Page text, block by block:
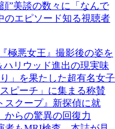
”美談の数々に「なんで
のエピソード知る視聴者
悪女王』撮影後の姿を
ハリウッド進出の現実味
」を果たした超有名女子
ピーチ」に集まる称賛
スクープ』新探偵に就
らの驚異の回復力